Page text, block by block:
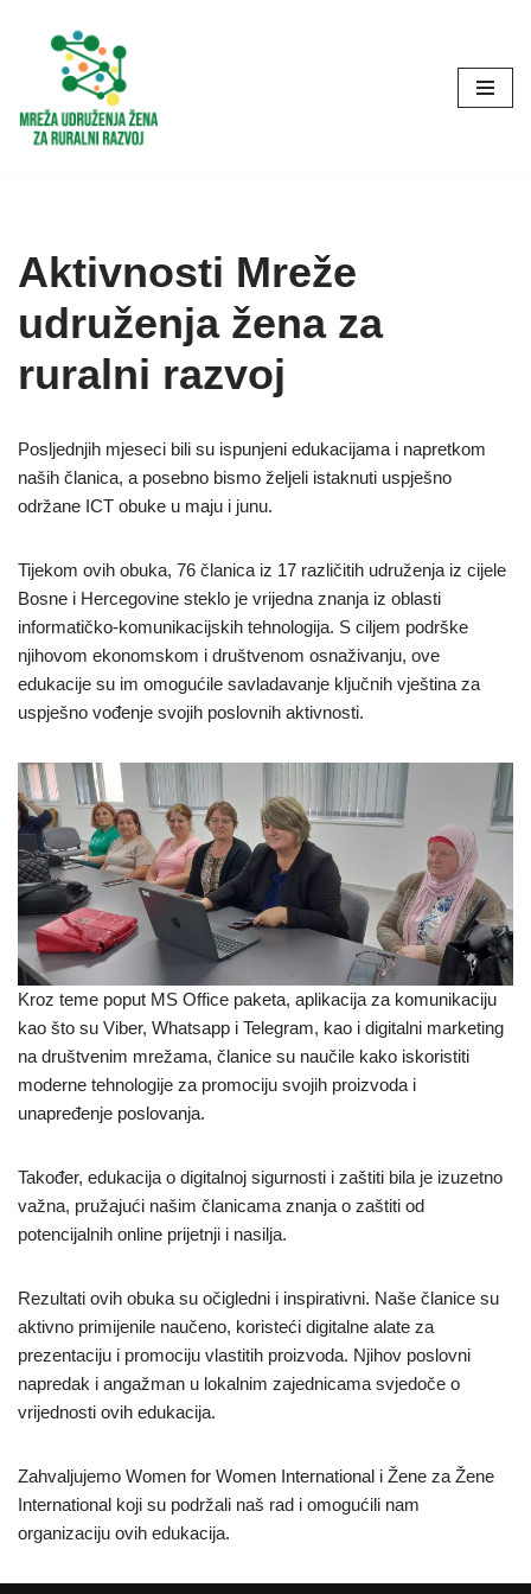
content
Aktivnosti Mreže
udruženja žena za
ruralni razvoj
Posljednjih mjeseci bili su ispunjeni edukacijama i napretkom
naših članica, a posebno bismo željeli istaknuti uspješno
održane ICT obuke u maju i junu.
Tijekom ovih obuka, 76 članica iz 17 različitih udruženja iz cijele
Bosne i Hercegovine steklo je vrijedna znanja iz oblasti
informatičko-komunikacijskih tehnologija. S ciljem podrške
njihovom ekonomskom i društvenom osnaživanju, ove
edukacije su im omogućile savladavanje ključnih vještina za
uspješno vođenje svojih poslovnih aktivnosti.
Kroz teme poput MS Office paketa, aplikacija za komunikaciju
kao što su Viber, Whatsapp i Telegram, kao i digitalni marketing
na društvenim mrežama, članice su naučile kako iskoristiti
moderne tehnologije za promociju svojih proizvoda i
unapređenje poslovanja.
Također, edukacija o digitalnoj sigurnosti i zaštiti bila je izuzetno
važna, pružajući našim članicama znanja o zaštiti od
potencijalnih online prijetnji i nasilja.
Rezultati ovih obuka su očigledni i inspirativni. Naše članice su
aktivno primijenile naučeno, koristeći digitalne alate za
prezentaciju i promociju vlastitih proizvoda. Njihov poslovni
napredak i angažman u lokalnim zajednicama svjedoče o
vrijednosti ovih edukacija.
Zahvaljujemo Women for Women International i Žene za Žene
International koji su podržali naš rad i omogućili nam
organizaciju ovih edukacija.